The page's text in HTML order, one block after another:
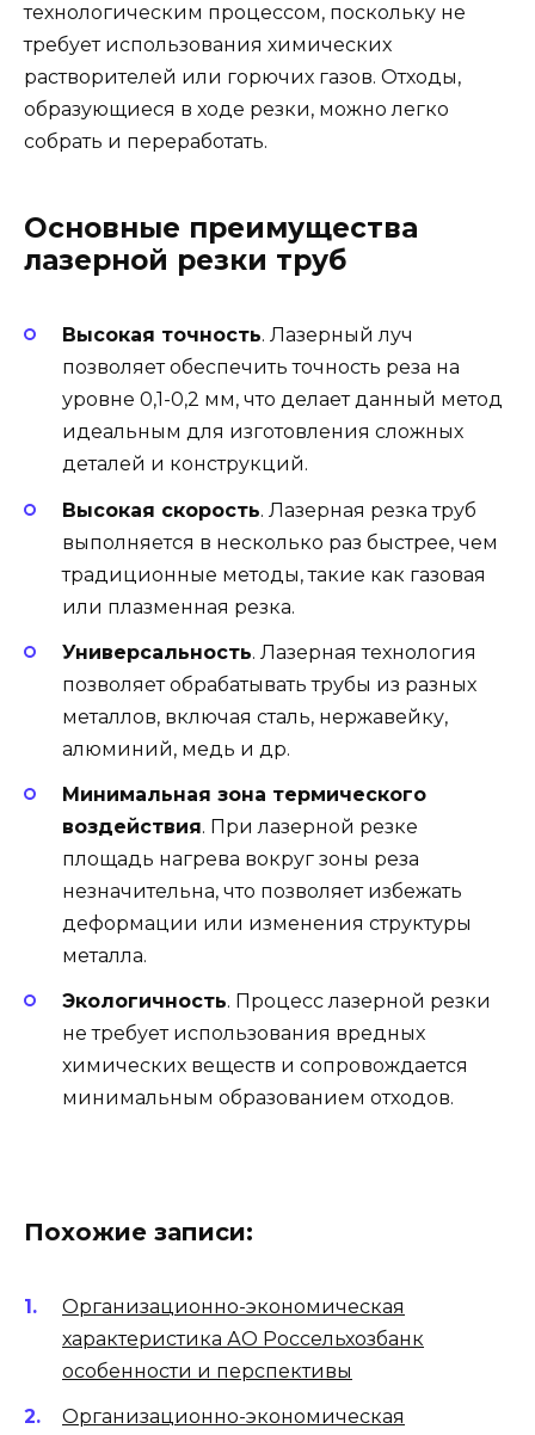
технологическим процессом, поскольку не
требует использования химических
растворителей или горючих газов. Отходы,
образующиеся в ходе резки, можно легко
собрать и переработать.
Основные преимущества
лазерной резки труб
Высокая точность. Лазерный луч
позволяет обеспечить точность реза на
уровне 0,1-0,2 мм, что делает данный метод
идеальным для изготовления сложных
деталей и конструкций.
Высокая скорость. Лазерная резка труб
выполняется в несколько раз быстрее, чем
традиционные методы, такие как газовая
или плазменная резка.
Универсальность. Лазерная технология
позволяет обрабатывать трубы из разных
металлов, включая сталь, нержавейку,
алюминий, медь и др.
Минимальная зона термического
воздействия. При лазерной резке
площадь нагрева вокруг зоны реза
незначительна, что позволяет избежать
деформации или изменения структуры
металла.
Экологичность. Процесс лазерной резки
не требует использования вредных
химических веществ и сопровождается
минимальным образованием отходов.
Похожие записи:
Организационно-экономическая
характеристика АО Россельхозбанк
особенности и перспективы
Организационно-экономическая